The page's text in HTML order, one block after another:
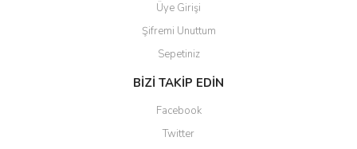
Üye Girişi
Şifremi Unuttum
Sepetiniz
BİZİ TAKİP EDİN
Facebook
Twitter